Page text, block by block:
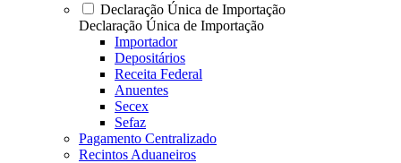
Declaração Única de Importação
Declaração Única de Importação
Importador
Depositários
Receita Federal
Anuentes
Secex
Sefaz
Pagamento Centralizado
Recintos Aduaneiros